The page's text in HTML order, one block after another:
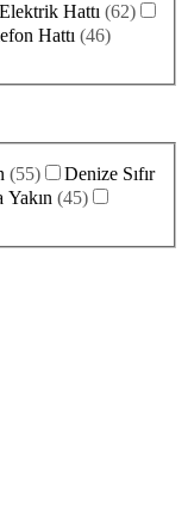
Elektrik Hattı (62)
Hattı (46)
(55)
Denize Sıfır
Yakın (45)